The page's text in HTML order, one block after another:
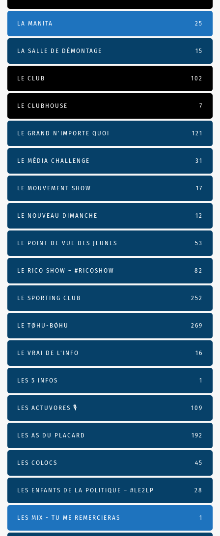
LA MANITA 25
LA SALLE DE DÉMONTAGE 15
LE CLUB 102
LE CLUBHOUSE 7
LE GRAND N’IMPORTE QUOI 121
LE MÉDIA CHALLENGE 31
LE MOUVEMENT SHOW 17
LE NOUVEAU DIMANCHE 12
LE POINT DE VUE DES JEUNES 53
LE RICO SHOW – #RICOSHOW 82
LE SPORTING CLUB 252
LE TØHU-BØHU 269
LE VRAI DE L’INFO 16
LES 5 INFOS 1
LES ACTUVORES 🎙 109
LES AS DU PLACARD 192
LES COLOCS 45
LES ENFANTS DE LA POLITIQUE – #LE2LP 28
LES MIX - TU ME REMERCIERAS 1